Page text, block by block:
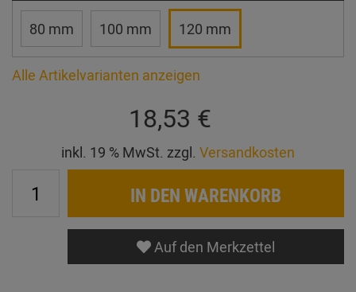
80 mm 100 mm 120 mm
Alle Artikelvarianten anzeigen
18,53 €
inkl. 19 % MwSt. zzgl. Versandkosten
IN DEN WARENKORB
Auf den Merkzettel